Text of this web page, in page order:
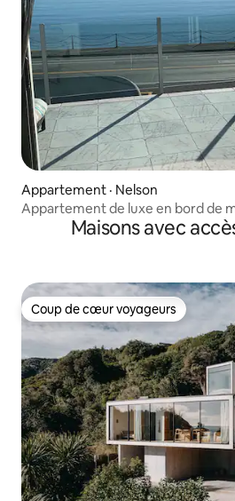
Appartement · Nelson
Appartement de luxe en bord de
Maisons avec
Coup de cœur voyageurs
Coup de cœur voyageurs